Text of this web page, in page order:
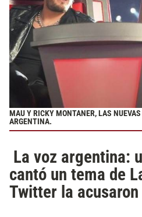
MAU Y RICKY MONTANER, LAS
ARGENTINA.
La voz argentina:
cantó un tema de
Twitter la